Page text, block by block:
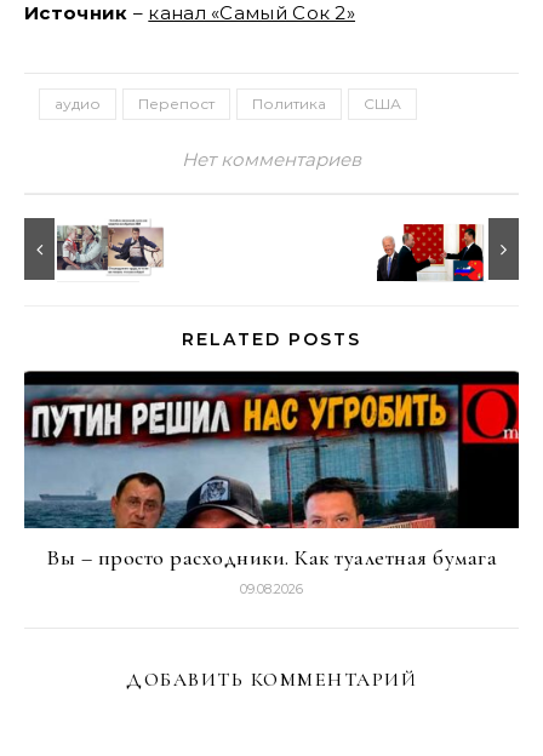
Источник – канал «Самый Сок 2»
аудио Перепост Политика США
Нет комментариев
RELATED POSTS
Вы – просто расходники. Как туалетная бумага
09.08.2026
ДОБАВИТЬ КОММЕНТАРИЙ